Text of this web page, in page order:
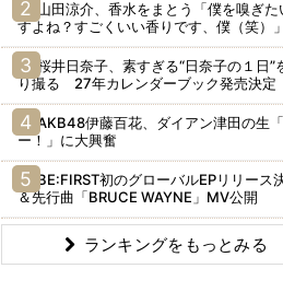
山田涼介、香水をまとう「僕を嗅ぎた
すよね？すごくいい香りです、僕（笑）」
桜井日奈子、素すぎる“日奈子の１日”
り撮る 27年カレンダーブック発売決定
AKB48伊藤百花、ダイアン津田の生
ー！」に大興奮
BE:FIRST初のグローバルEPリリース
＆先行曲「BRUCE WAYNE」MV公開
ランキングをもっとみる